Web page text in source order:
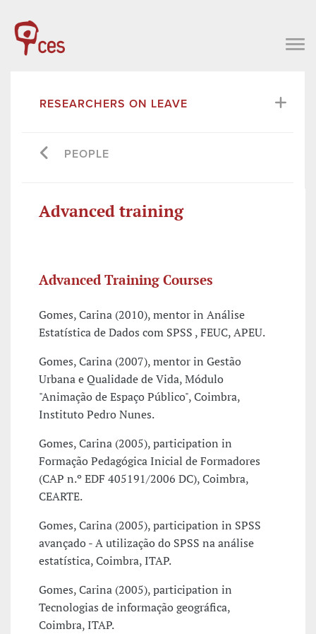
RESEARCHERS ON LEAVE
PEOPLE
Advanced training
Advanced Training Courses
Gomes, Carina (2010), mentor in Análise
Estatística de Dados com SPSS , FEUC, APEU.
Gomes, Carina (2007), mentor in Gestão
Urbana e Qualidade de Vida, Módulo
"Animação de Espaço Público", Coimbra,
Instituto Pedro Nunes.
Gomes, Carina (2005), participation in
Formação Pedagógica Inicial de Formadores
(CAP n.º EDF 405191/2006 DC), Coimbra,
CEARTE.
Gomes, Carina (2005), participation in SPSS
avançado - A utilização do SPSS na análise
estatística, Coimbra, ITAP.
Gomes, Carina (2005), participation in
Tecnologias de informação geográfica,
Coimbra, ITAP.